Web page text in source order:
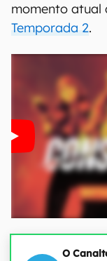
momento atual
Temporada 2.
O